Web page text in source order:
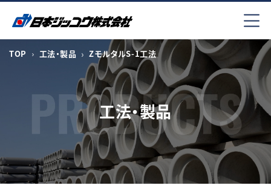
コ
テ
TOP 工法・製品 ZモルタルS-1工法
工法・製品